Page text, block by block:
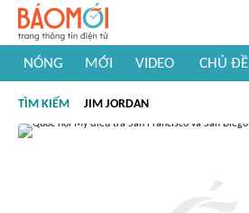
NÓNG MỚI VIDEO CHỦ ĐỀ
#Khám phá Việt Nam
#Khám phá thế giới
TÌM KIẾM JIM JORDAN